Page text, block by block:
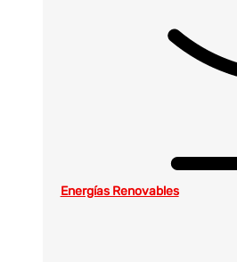
Energías Renovables